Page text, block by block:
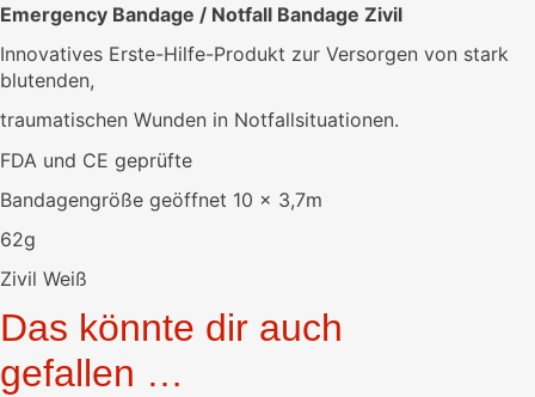
Emergency Bandage / Notfall Bandage Zivil
Innovatives Erste-Hilfe-Produkt zur Versorgen von stark
blutenden,
traumatischen Wunden in Notfallsituationen.
FDA und CE geprüfte
Bandagengröße geöffnet 10 x 3,7m
62g
Zivil Weiß
Das könnte dir auch
gefallen …